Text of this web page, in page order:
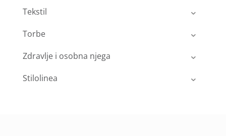
Tekstil
Torbe
Zdravlje i osobna njega
Stilolinea